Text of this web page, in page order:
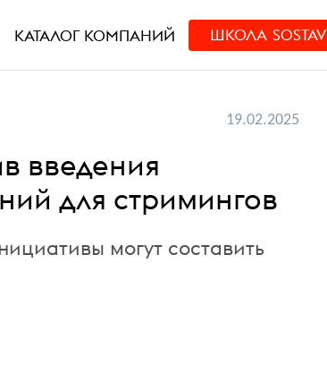
КАТАЛОГ КОМПАНИЙ ШКОЛА SOSTAV
19.02.2025
введения
для стримингов
могут составить